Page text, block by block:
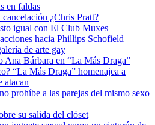
en faldas
¿Chris Pratt?
igual con El Club Muxes
hacia Phillips Schofield
de arte gay
Ana Bárbara en “La Más Draga”
“La Más Draga” homenajea a
atacan
prohíbe a las parejas del mismo sexo
su salida del clóset